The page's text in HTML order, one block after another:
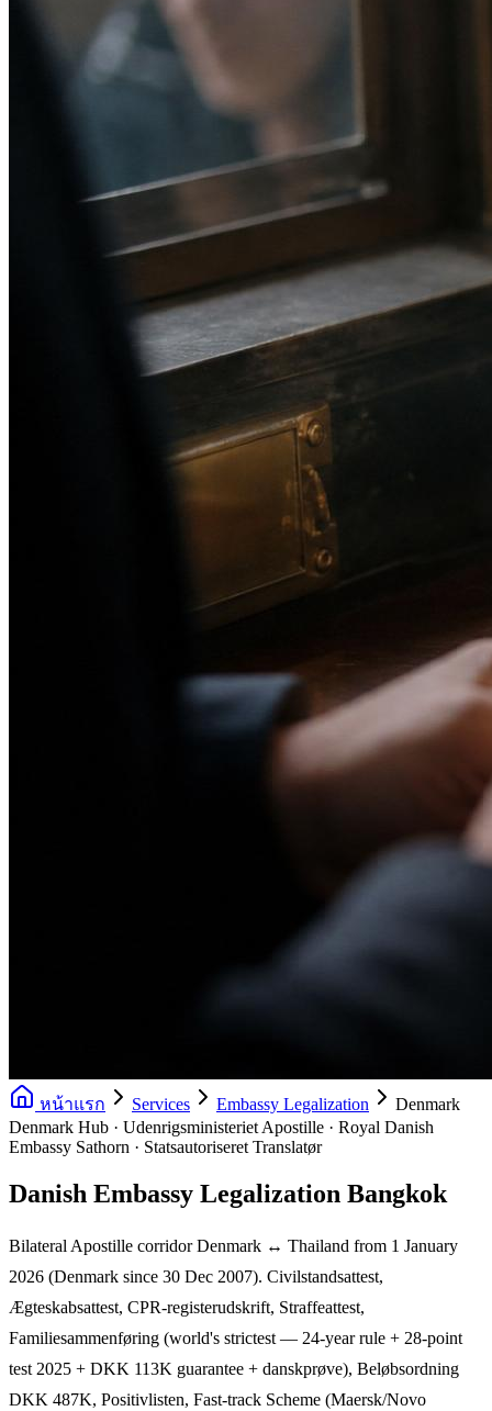
หน้าแรก Services Embassy Legalization
Denmark
Denmark Hub · Udenrigsministeriet Apostille · Royal Danish
Embassy Sathorn · Statsautoriseret Translatør
Danish Embassy Legalization Bangkok
Bilateral Apostille corridor Denmark ↔ Thailand from 1 January
2026 (Denmark since 30 Dec 2007). Civilstandsattest,
Ægteskabsattest, CPR-registerudskrift, Straffeattest,
Familiesammenføring (world's strictest — 24-year rule + 28-point
test 2025 + DKK 113K guarantee + danskprøve), Beløbsordning
DKK 487K, Positivlisten, Fast-track Scheme (Maersk/Novo